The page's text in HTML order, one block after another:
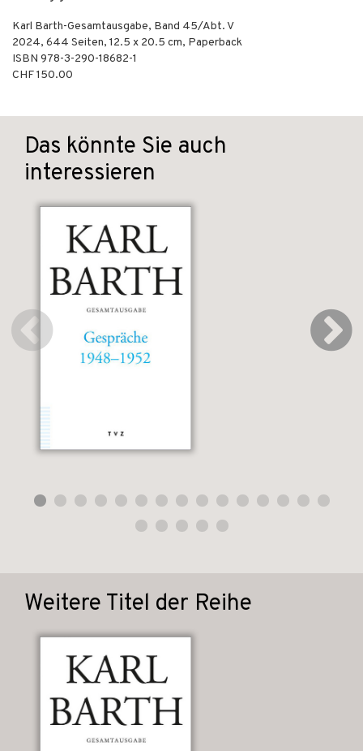
Karl Barth-Gesamtausgabe, Band 45/Abt. V
2024, 644 Seiten, 12.5 x 20.5 cm, Paperback
ISBN 978-3-290-18682-1
CHF 150.00
Das könnte Sie auch
interessieren
Weitere Titel der Reihe